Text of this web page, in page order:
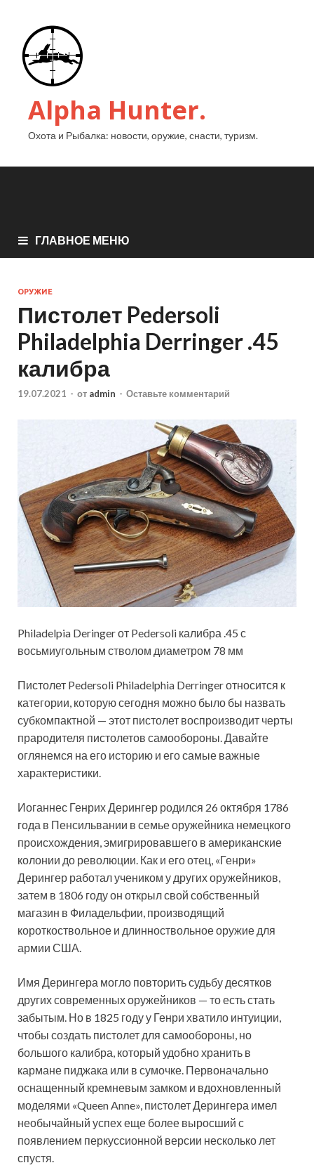
Alpha Hunter.
Охота и Рыбалка: новости, оружие, снасти, туризм.
ГЛАВНОЕ МЕНЮ
ОРУЖИЕ
Пистолет Pedersoli
Philadelphia Derringer .45
калибра
19.07.2021 - от admin - Оставьте комментарий
Philadelpia Deringer от Pedersoli калибра .45 с
восьмиугольным стволом диаметром 78 мм
Пистолет Pedersoli Philadelphia Derringer относится к
категории, которую сегодня можно было бы назвать
субкомпактной — этот пистолет воспроизводит черты
прародителя пистолетов самообороны. Давайте
оглянемся на его историю и его самые важные
характеристики.
Иоганнес Генрих Дерингер родился 26 октября 1786
года в Пенсильвании в семье оружейника немецкого
происхождения, эмигрировавшего в американские
колонии до революции. Как и его отец, «Генри»
Дерингер работал учеником у других оружейников,
затем в 1806 году он открыл свой собственный
магазин в Филадельфии, производящий
короткоствольное и длинноствольное оружие для
армии США.
Имя Дерингера могло повторить судьбу десятков
других современных оружейников — то есть стать
забытым. Но в 1825 году у Генри хватило интуиции,
чтобы создать пистолет для самообороны, но
большого калибра, который удобно хранить в
кармане пиджака или в сумочке. Первоначально
оснащенный кремневым замком и вдохновленный
моделями «Queen Anne», пистолет Дерингера имел
необычайный успех еще более выросший с
появлением перкуссионной версии несколько лет
спустя.